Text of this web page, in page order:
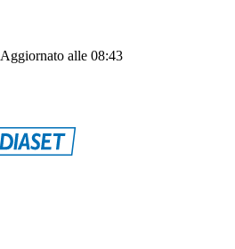
Aggiornato alle 08:43